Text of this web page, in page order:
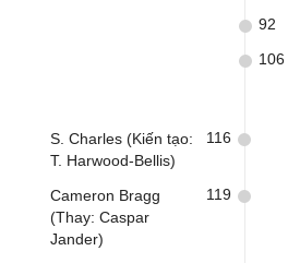
92
106
S. Charles (Kiến tạo:
T. Harwood-Bellis)
116
Cameron Bragg
(Thay: Caspar
Jander)
119